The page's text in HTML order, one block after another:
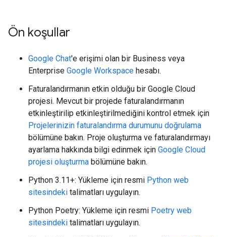
Ön koşullar
Google Chat'e erişimi olan bir Business veya
Enterprise Google Workspace hesabı.
Faturalandırmanın etkin olduğu bir Google Cloud
projesi. Mevcut bir projede faturalandırmanın
etkinleştirilip etkinleştirilmediğini kontrol etmek için
Projelerinizin faturalandırma durumunu doğrulama
bölümüne bakın. Proje oluşturma ve faturalandırmayı
ayarlama hakkında bilgi edinmek için Google Cloud
projesi oluşturma bölümüne bakın.
Python 3.11+: Yükleme için resmi Python web
sitesindeki talimatları uygulayın.
Python Poetry: Yükleme için resmi Poetry web
sitesindeki talimatları uygulayın.